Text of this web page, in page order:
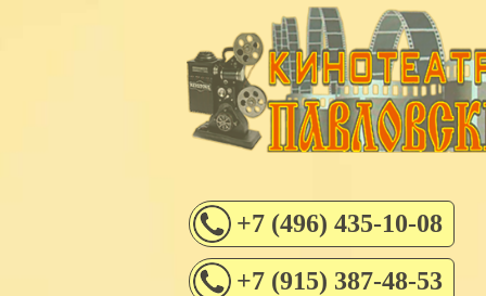
+7 (496) 435-10-08
+7 (915) 387-48-53